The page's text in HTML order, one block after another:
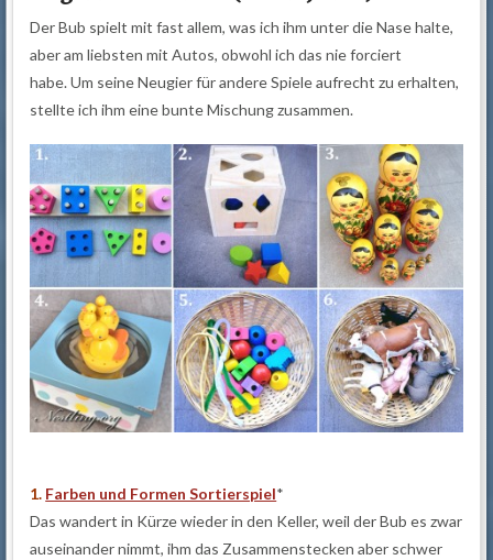
Der Bub spielt mit fast allem, was ich ihm unter die Nase halte,
aber am liebsten mit Autos, obwohl ich das nie forciert
habe. Um seine Neugier für andere Spiele aufrecht zu erhalten,
stellte ich ihm eine bunte Mischung zusammen.
1. Farben und Formen Sortierspiel*
Das wandert in Kürze wieder in den Keller, weil der Bub es zwar
auseinander nimmt, ihm das Zusammenstecken aber schwer